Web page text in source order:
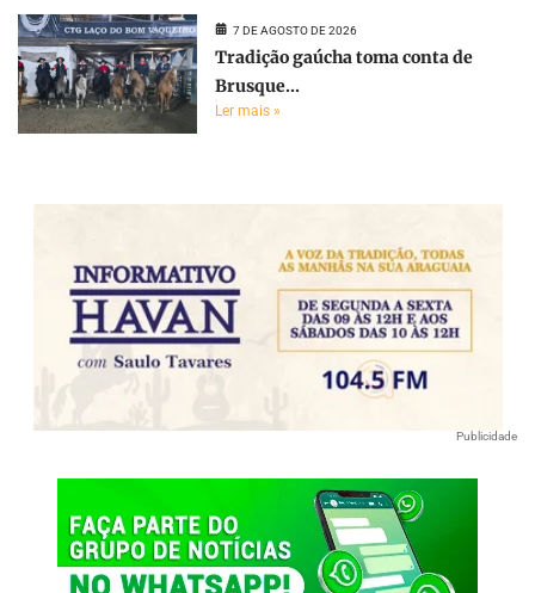
7 DE AGOSTO DE 2026
Tradição gaúcha toma conta de
Brusque...
Ler mais »
Publicidade